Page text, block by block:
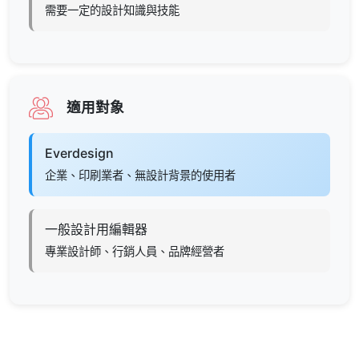
需要一定的設計知識與技能
適用對象
Everdesign
企業、印刷業者、無設計背景的使用者
一般設計用編輯器
專業設計師、行銷人員、品牌經營者